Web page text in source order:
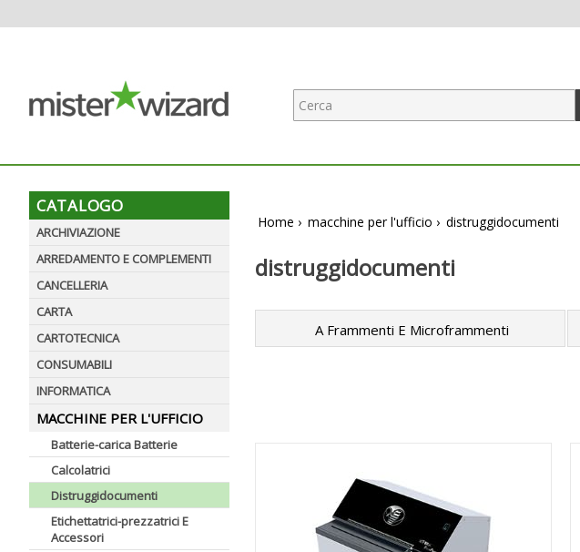
CATALOGO
ARCHIVIAZIONE
ARREDAMENTO E COMPLEMENTI
CANCELLERIA
CARTA
CARTOTECNICA
CONSUMABILI
INFORMATICA
MACCHINE PER L'UFFICIO
Batterie-carica Batterie
Calcolatrici
Distruggidocumenti
Etichettatrici-prezzatrici E
Accessori
Home › macchine per l'ufficio › distruggidocumenti
distruggidocumenti
A Frammenti E Microframmenti